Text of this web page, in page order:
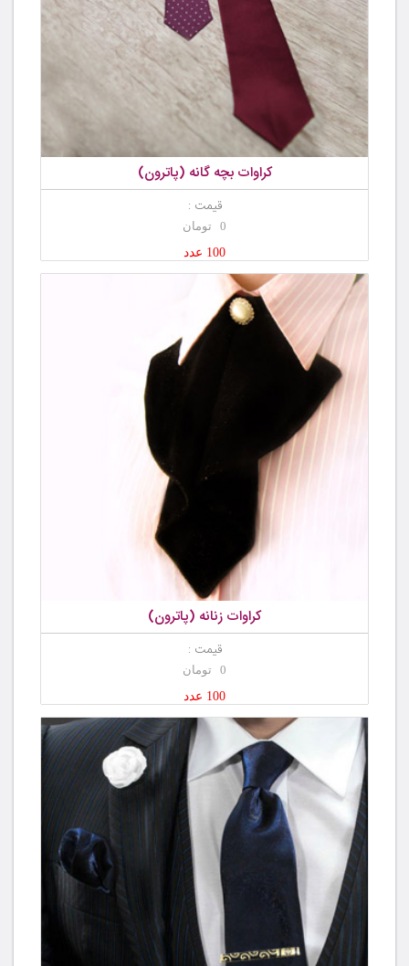
کراوات بچه گانه (پاترون)
قیمت :
0 تومان
100 عدد
کراوات زنانه (پاترون)
قیمت :
0 تومان
100 عدد